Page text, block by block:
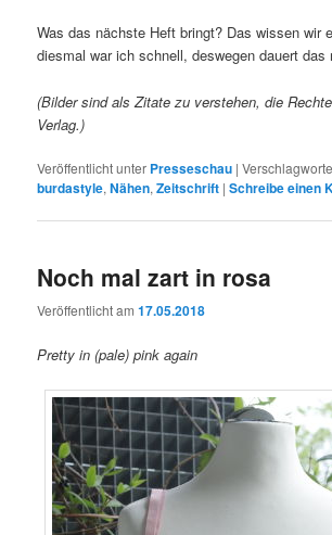
Was das nächste Heft bringt? Das wissen wir
diesmal war ich schnell, deswegen dauert das
(Bilder sind als Zitate zu verstehen, die
Verlag.)
Veröffentlicht unter Presseschau |
burdastyle,Nähen,Zeitschrift |Schreibe einen
Noch mal zart in rosa
Veröffentlicht am17.05.2018
Pretty in (pale) pink again